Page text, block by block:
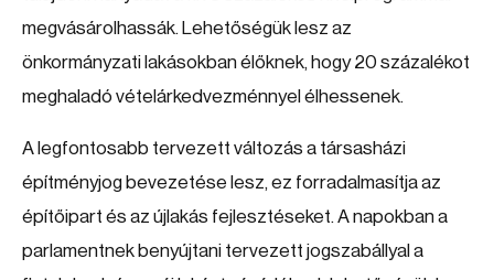
megvásárolhassák. Lehetőségük lesz az
önkormányzati lakásokban élőknek, hogy 20 százalékot
meghaladó vételárkedvezménnyel élhessenek.
A legfontosabb tervezett változás a társasházi
építményjog bevezetése lesz, ez forradalmasítja az
építőipart és az újlakás fejlesztéseket. A napokban a
parlamentnek benyújtani tervezett jogszabállyal a